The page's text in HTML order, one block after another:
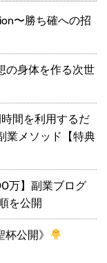
〜勝ち確への招
の身体を作る次世
間を利用するだ
業メソッド【特典
万】副業ブログ
を公開
杯公開》